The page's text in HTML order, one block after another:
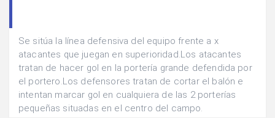
Se sitúa la línea defensiva del equipo frente a x
atacantes que juegan en superioridad.Los atacantes
tratan de hacer gol en la portería grande defendida por
el portero.Los defensores tratan de cortar el balón e
intentan marcar gol en cualquiera de las 2 porterías
pequeñas situadas en el centro del campo.